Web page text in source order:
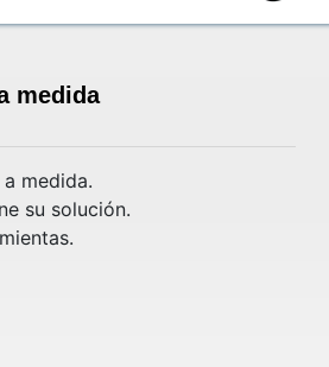
medida
medida.
su solución.